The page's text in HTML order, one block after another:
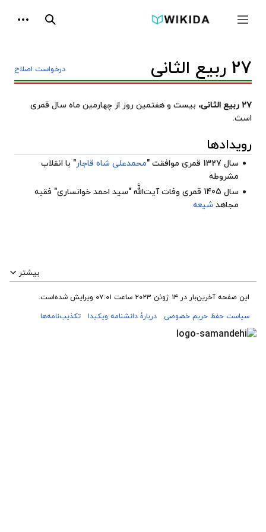
جمع و باز کردن نوار کناری جستجو
درخواست اصلاح 27 ربیع الثانی
۲۷ ربیع الثانی،
بیست و هفتمین روز از چهارمین ماه سال قمری
است.
رویدادها
سال 1327 قمری موافقت " محمدعلی شاه قاجار" با انقلاب
مشروطه
سال 1405 قمری وفات آیت‌‏اللَّه "
سید احمد خوانساری" فقیه
مجاهدشیعه
بیشتر
این صفحه آخرین‌بار در ‏۱۴ ژوئن ۲۰۲۳ ساعت ‏۰۷:۰۱ ویرایش شده‌است.
سیاست حفظ حریم خصوصی
دربارهٔ دانشنامه ویکیدا تکذیب‌نامه‌ها